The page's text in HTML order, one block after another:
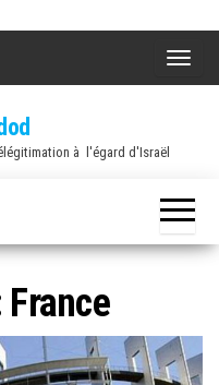
A
h
e
m
a
à l'égard d'Israël
France